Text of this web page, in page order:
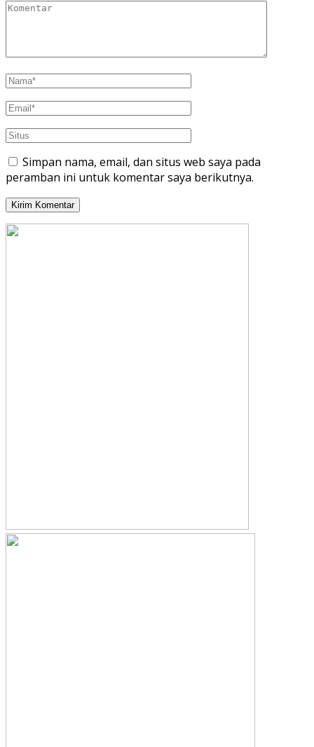
Simpan nama, email, dan situs web saya pada
peramban ini untuk komentar saya berikutnya.